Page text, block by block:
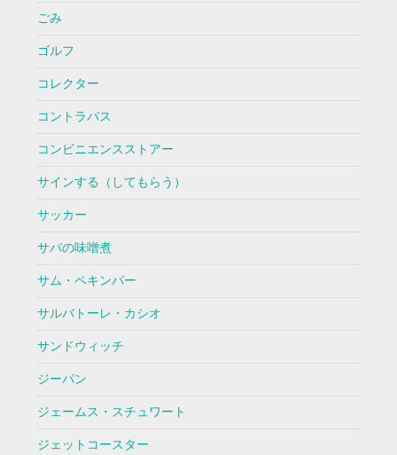
ごみ
ゴルフ
コレクター
コントラバス
コンビニエンスストアー
サインする（してもらう）
サッカー
サバの味噌煮
サム・ペキンパー
サルバトーレ・カシオ
サンドウィッチ
ジーパン
ジェームス・スチュワート
ジェットコースター